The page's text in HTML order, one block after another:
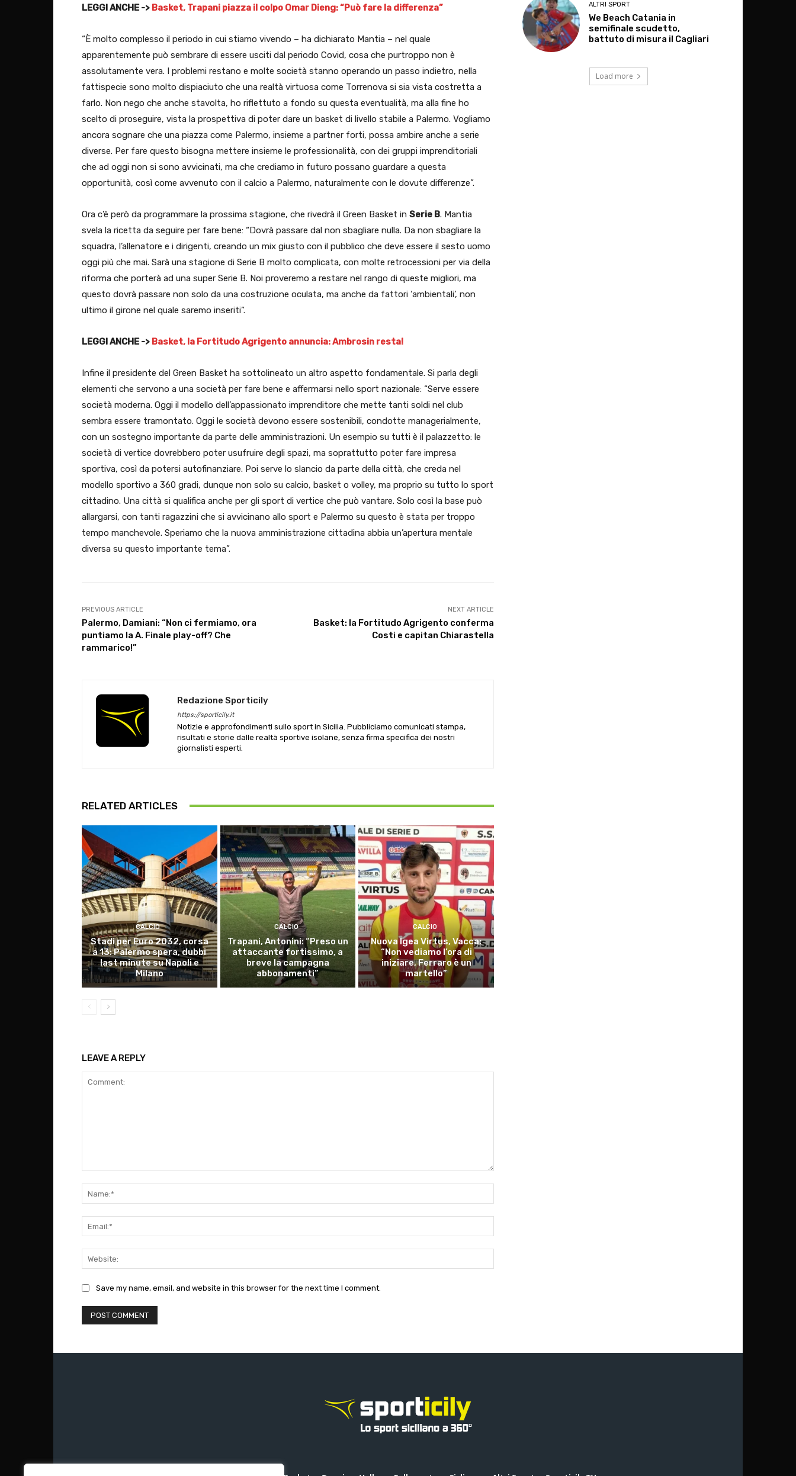
LEGGI ANCHE -> Basket, Trapani piazza il colpo Omar Dieng: “Può fare la differenza”
“È molto complesso il periodo in cui stiamo vivendo – ha dichiarato Mantia – nel quale
apparentemente può sembrare di essere usciti dal periodo Covid, cosa che purtroppo non è
assolutamente vera. I problemi restano e molte società stanno operando un passo indietro, nella
fattispecie sono molto dispiaciuto che una realtà virtuosa come Torrenova si sia vista costretta a
farlo. Non nego che anche stavolta, ho riflettuto a fondo su questa eventualità, ma alla fine ho
scelto di proseguire, vista la prospettiva di poter dare un basket di livello stabile a Palermo. Vogliamo
ancora sognare che una piazza come Palermo, insieme a partner forti, possa ambire anche a serie
diverse. Per fare questo bisogna mettere insieme le professionalità, con dei gruppi imprenditoriali
che ad oggi non si sono avvicinati, ma che crediamo in futuro possano guardare a questa
opportunità, così come avvenuto con il calcio a Palermo, naturalmente con le dovute differenze”.
Ora c’è però da programmare la prossima stagione, che rivedrà il Green Basket in Serie B. Mantia
svela la ricetta da seguire per fare bene: “Dovrà passare dal non sbagliare nulla. Da non sbagliare la
squadra, l’allenatore e i dirigenti, creando un mix giusto con il pubblico che deve essere il sesto uomo
oggi più che mai. Sarà una stagione di Serie B molto complicata, con molte retrocessioni per via della
riforma che porterà ad una super Serie B. Noi proveremo a restare nel rango di queste migliori, ma
questo dovrà passare non solo da una costruzione oculata, ma anche da fattori ‘ambientali’, non
ultimo il girone nel quale saremo inseriti”.
LEGGI ANCHE -> Basket, la Fortitudo Agrigento annuncia: Ambrosin resta!
Infine il presidente del Green Basket ha sottolineato un altro aspetto fondamentale. Si parla degli
elementi che servono a una società per fare bene e affermarsi nello sport nazionale: “Serve essere
società moderna. Oggi il modello dell’appassionato imprenditore che mette tanti soldi nel club
sembra essere tramontato. Oggi le società devono essere sostenibili, condotte managerialmente,
con un sostegno importante da parte delle amministrazioni. Un esempio su tutti è il palazzetto: le
società di vertice dovrebbero poter usufruire degli spazi, ma soprattutto poter fare impresa
sportiva, così da potersi autofinanziare. Poi serve lo slancio da parte della città, che creda nel
modello sportivo a 360 gradi, dunque non solo su calcio, basket o volley, ma proprio su tutto lo sport
cittadino. Una città si qualifica anche per gli sport di vertice che può vantare. Solo così la base può
allargarsi, con tanti ragazzini che si avvicinano allo sport e Palermo su questo è stata per troppo
tempo manchevole. Speriamo che la nuova amministrazione cittadina abbia un’apertura mentale
diversa su questo importante tema”.
PREVIOUS ARTICLE
Palermo, Damiani: “Non ci fermiamo, ora
puntiamo la A. Finale play-off? Che
rammarico!”
NEXT ARTICLE
Basket: la Fortitudo Agrigento conferma
Costi e capitan Chiarastella
Redazione Sporticily
https://sporticily.it
Notizie e approfondimenti sullo sport in Sicilia. Pubbliciamo comunicati stampa,
risultati e storie dalle realtà sportive isolane, senza firma specifica dei nostri
giornalisti esperti.
RELATED ARTICLES
CALCIO
Stadi per Euro 2032, corsa
a 13: Palermo spera, dubbi
last minute su Napoli e
Milano
CALCIO
Trapani, Antonini: “Preso un
attaccante fortissimo, a
breve la campagna
abbonamenti”
CALCIO
Nuova Igea Virtus, Vacca:
“Non vediamo l’ora di
iniziare, Ferraro è un
martello”
LEAVE A REPLY
Save my name, email, and website in this browser for the next time I comment.
ALTRI SPORT
We Beach Catania in
semifinale scudetto,
battuto di misura il Cagliari
Load more